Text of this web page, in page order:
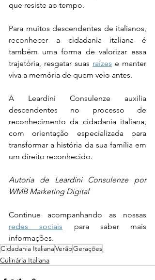
que resiste ao tempo.
Para muitos descendentes de italianos,
reconhecer a cidadania italiana é
também uma forma de valorizar essa
trajetória, resgatar suas raízes e manter
viva a memória de quem veio antes.
A Leardini Consulenze auxilia
descendentes no processo de
reconhecimento da cidadania italiana,
com orientação especializada para
transformar a história da sua família em
um direito reconhecido.
Autoria de Leardini Consulenze por
WMB Marketing Digital
redes sociais para saber mais
informações.
Cidadania ItalianaVerãoGerações
Culinária Italiana